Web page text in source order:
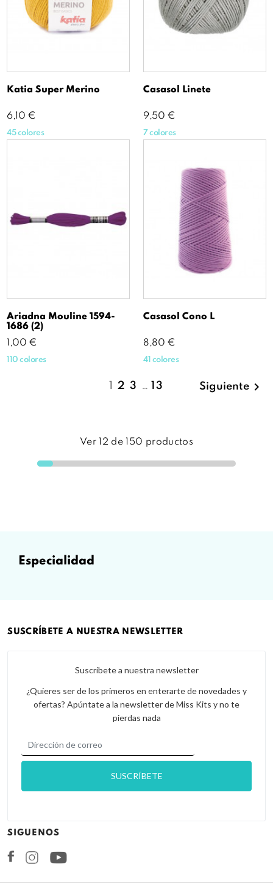
Katia Super Merino
Precio
6,10 €
45 colores
Casasol Linete
Precio
9,50 €
7 colores
Ariadna Mouline 1594-
1686 (2)
Precio
1,00 €
110 colores
Casasol Cono L
Precio
8,80 €
41 colores
1 2 3 … 13 Siguiente 
Ver 12 de 150 productos
especialidad
SUSCRÍBETE A NUESTRA NEWSLETTER
Suscríbete a nuestra newsletter
¿Quieres ser de los primeros en enterarte de novedades y
ofertas? Apúntate a la newsletter de Miss Kits y no te
pierdas nada
SIGUENOS
FacebookInstagram